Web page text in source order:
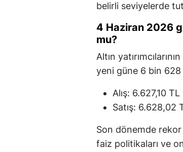
belirli seviyelerde
4 Haziran 2026
mu?
Altın
yeni güne 6 bin 628
Alış: 6.627,10 TL
Satış: 6.628,02
Son dönemde
faiz politikaları ve